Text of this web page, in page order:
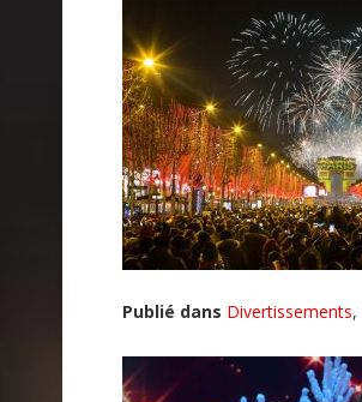
Publié dans Divertissements,